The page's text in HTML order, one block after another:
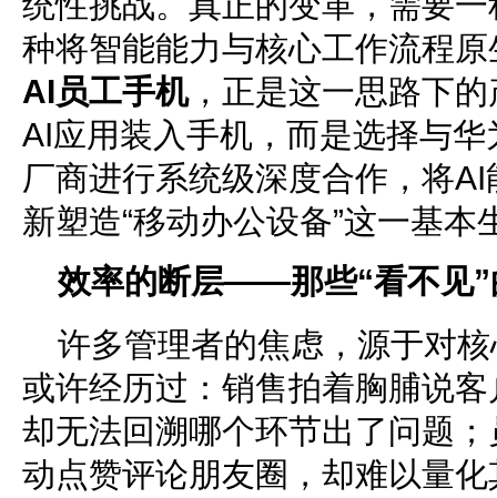
种将智能能力与核心工作流程
AI员工手机，正是这一思路下
AI应用装入手机，而是选择与
厂商进行系统级深度合作，将
新塑造“移动办公设备”这一基本
效率的断层——那些“看不见”
许多管理者的焦虑，源于对核
或许经历过：销售拍着胸脯说
却无法回溯哪个环节出了问题
动点赞评论朋友圈，却难以量